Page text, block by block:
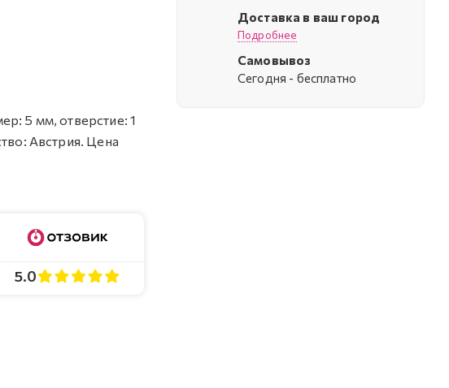
5 мм, отверстие: 1
Австрия. Цена
5.0
Доставка в ваш город
Подробнее
Самовывоз
Cегодня - бесплатно